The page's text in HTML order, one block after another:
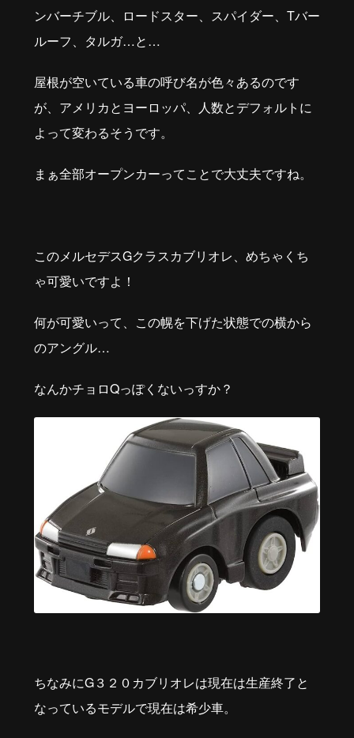
ンバーチブル、ロードスター、スパイダー、Tバー
ルーフ、タルガ…と…
屋根が空いている車の呼び名が色々あるのです
が、アメリカとヨーロッパ、人数とデフォルトに
よって変わるそうです。
まぁ全部オープンカーってことで大丈夫ですね。
このメルセデスGクラスカブリオレ、めちゃくち
ゃ可愛いですよ！
何が可愛いって、この幌を下げた状態での横から
のアングル…
なんかチョロQっぽくないっすか？
ちなみにG３２０カブリオレは現在は生産終了と
なっているモデルで現在は希少車。